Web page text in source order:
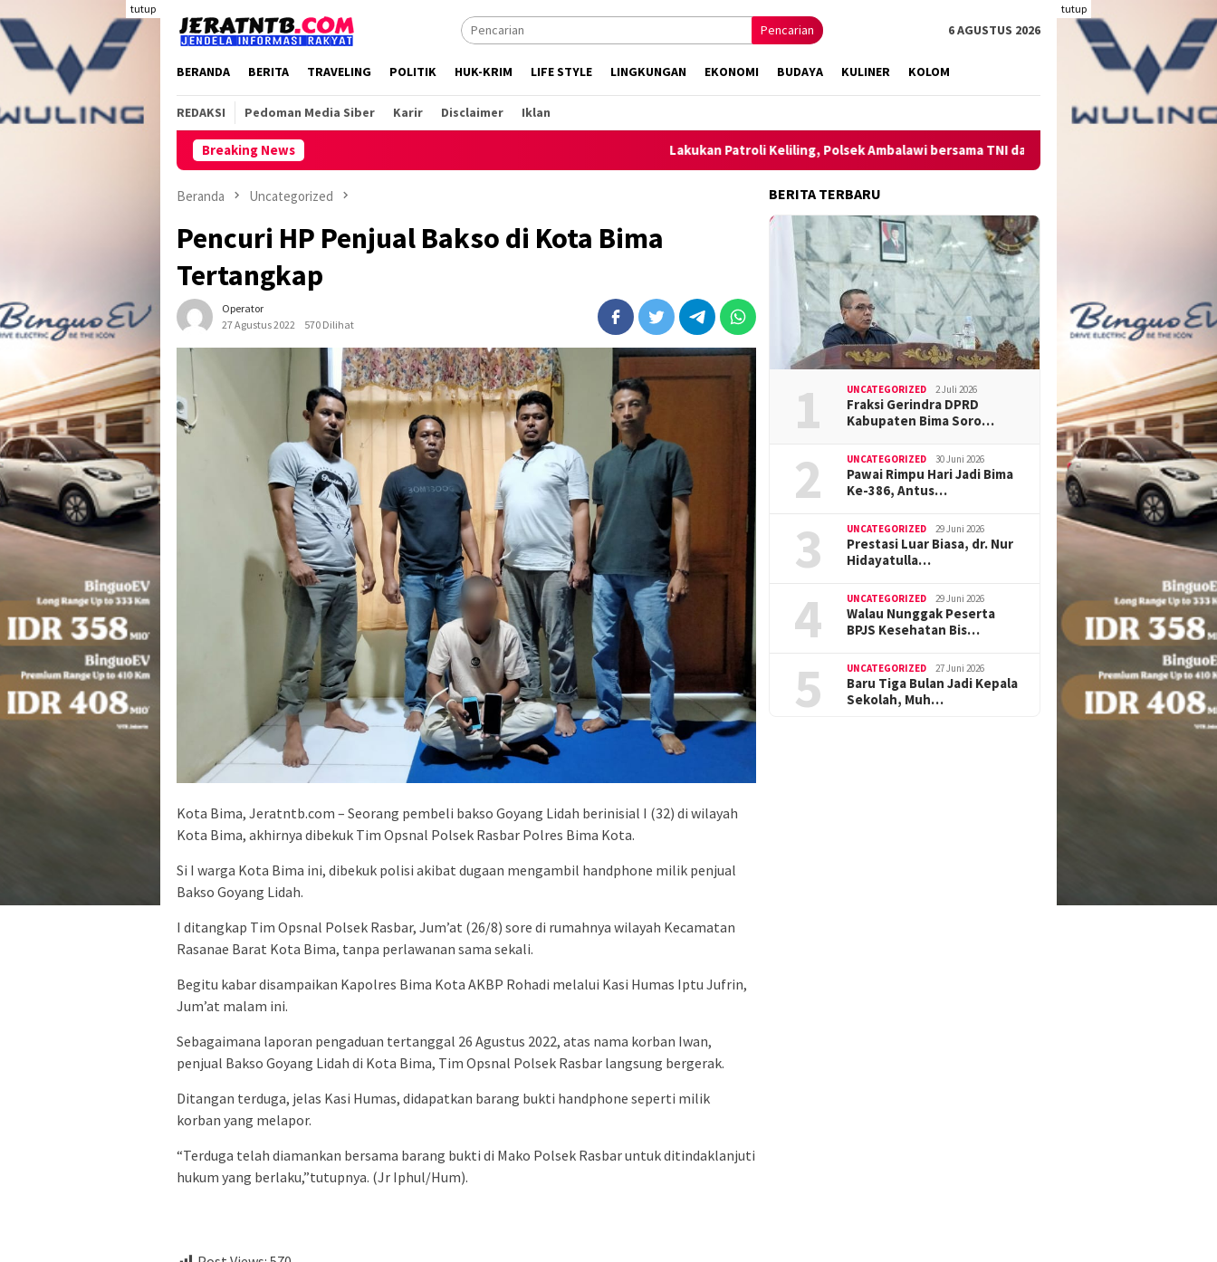
ke
konten
tutup tutup
Pencarian 6 AGUSTUS 2026
BERANDA BERITA TRAVELING POLITIK HUK-KRIM LIFE STYLE LINGKUNGAN EKONOMI BUDAYA KULINER KOLOM
REDAKSI Pedoman Media Siber Karir Disclaimer Iklan
Breaking News Lakukan Patroli Keliling, Polsek Ambalawi bersama TNI dan SatPolPP Sita Minuman Keras
Beranda Uncategorized
Pencuri HP Penjual Bakso di Kota Bima
Tertangkap
Operator
27 Agustus 2022
570 Dilihat
Kota Bima, Jeratntb.com – Seorang pembeli bakso Goyang Lidah berinisial I (32) di wilayah
Kota Bima, akhirnya dibekuk Tim Opsnal Polsek Rasbar Polres Bima Kota.
Si I warga Kota Bima ini, dibekuk polisi akibat dugaan mengambil handphone milik penjual
Bakso Goyang Lidah.
I ditangkap Tim Opsnal Polsek Rasbar, Jum’at (26/8) sore di rumahnya wilayah Kecamatan
Rasanae Barat Kota Bima, tanpa perlawanan sama sekali.
Begitu kabar disampaikan Kapolres Bima Kota AKBP Rohadi melalui Kasi Humas Iptu Jufrin,
Jum’at malam ini.
Sebagaimana laporan pengaduan tertanggal 26 Agustus 2022, atas nama korban Iwan,
penjual Bakso Goyang Lidah di Kota Bima, Tim Opsnal Polsek Rasbar langsung bergerak.
Ditangan terduga, jelas Kasi Humas, didapatkan barang bukti handphone seperti milik
korban yang melapor.
“Terduga telah diamankan bersama barang bukti di Mako Polsek Rasbar untuk ditindaklanjuti
hukum yang berlaku,”tutupnya. (Jr Iphul/Hum).
BERITA TERBARU
1 UNCATEGORIZED 2 Juli 2026
Fraksi Gerindra DPRD
Kabupaten Bima Soro…
2 UNCATEGORIZED 30 Juni 2026
Pawai Rimpu Hari Jadi Bima
Ke-386, Antus…
3 UNCATEGORIZED 29 Juni 2026
Prestasi Luar Biasa, dr. Nur
Hidayatulla…
4 UNCATEGORIZED 29 Juni 2026
Walau Nunggak Peserta
BPJS Kesehatan Bis…
5 UNCATEGORIZED 27 Juni 2026
Baru Tiga Bulan Jadi Kepala
Sekolah, Muh…